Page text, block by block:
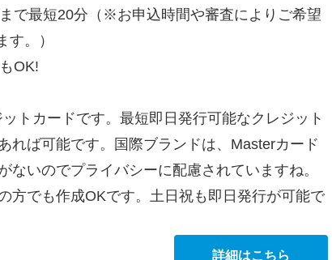
で最短20分（※お申込時間や審査によりご希望
。）
OK!
トカードです。最短即日発行可能なクレジット
れば可能です。国際ブランドは、Masterカード
いのでプライバシーに配慮されていますね。
でも作成OKです。土日祝も即日発行が可能で
詳細はこちら